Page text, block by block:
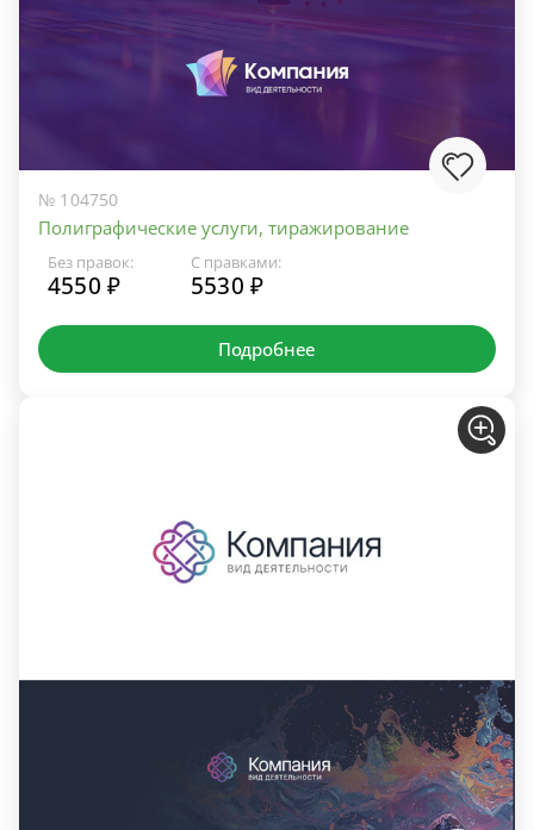
№ 104750
Полиграфические услуги, тиражирование
Без правок:
4550 ₽
С правками:
5530 ₽
Подробнее